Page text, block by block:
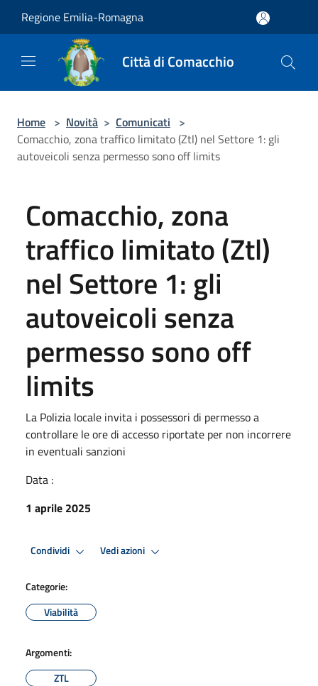
Regione Emilia-Romagna
Città di Comacchio
Home > Novità > Comunicati >
Comacchio, zona traffico limitato (Ztl) nel Settore 1: gli
autoveicoli senza permesso sono off limits
Comacchio, zona
traffico limitato (Ztl)
nel Settore 1: gli
autoveicoli senza
permesso sono off
limits
La Polizia locale invita i possessori di permesso a
controllare le ore di accesso riportate per non incorrere
in eventuali sanzioni
Data :
1 aprile 2025
Condividi Vedi azioni
Categorie:
Viabilità
Argomenti:
ZTL